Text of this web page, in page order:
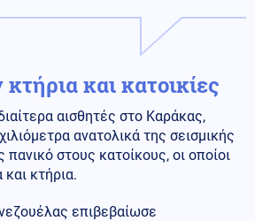
και κατοικίες
αισθητές στο Καράκας,
ανατολικά της σεισμικής
στους κατοίκους, οι οποίοι
κτήρια.
επιβεβαίωσε